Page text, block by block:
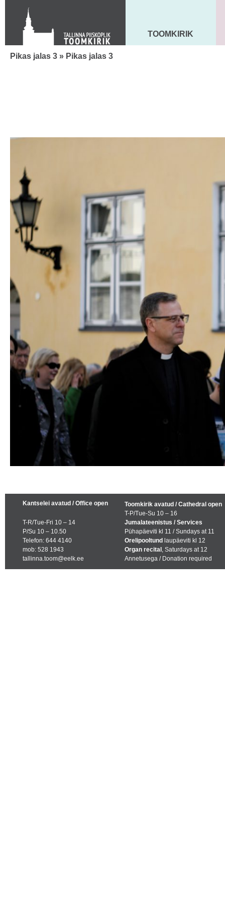
Toom-Kooli 6, 10130 TALLINN
tallinna.toom
+372 644 4140
MAARJA KIRIK
TOOMKIRIK
Pikas jalas 3 » Pikas jalas 3
Kantselei avatud / Office open
T-R/Tue-Fri 10 – 14
P/Su 10 – 10.50
Telefon: 644 4140
mob: 528 1943
tallinna.toom@eelk.ee
Toomkirik avatud / Cathedral open
T-P/Tue-Su 10 – 16
Jumalateenistus / Services
Pühapäeviti kl 11 / Sundays at 11
Orelipooltund laupäeviti kl 12
Organ recital , Saturdays at 12
Annetusega / Donation required